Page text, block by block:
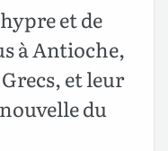
et de
à Antioche,
et leur
du